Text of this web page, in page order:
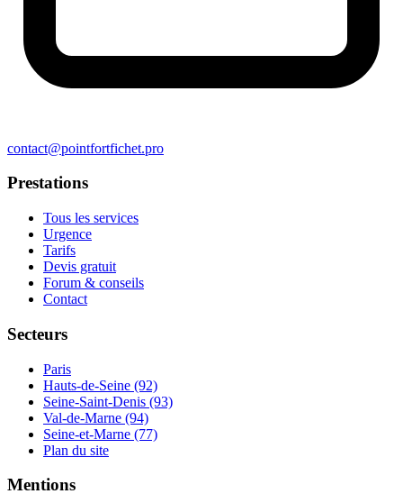
contact@pointfortfichet.pro
Prestations
Tous les services
Urgence
Tarifs
Devis gratuit
Forum & conseils
Contact
Secteurs
Paris
Hauts-de-Seine (92)
Seine-Saint-Denis (93)
Val-de-Marne (94)
Seine-et-Marne (77)
Plan du site
Mentions